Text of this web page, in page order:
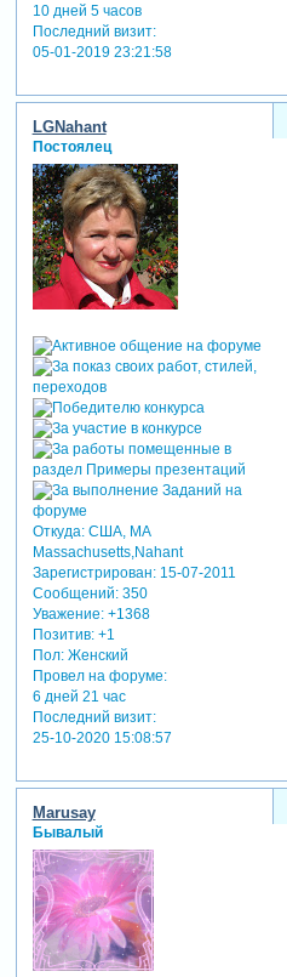
10 дней 5 часов
Последний визит:
05-01-2019 23:21:58
LGNahant
Постоялец
Откуда:США, MA
Massachusetts,Nahant
Зарегистрирован: 15-07-2011
Сообщений:350
Уважение: +1368
Позитив: +1
Пол:Женский
Провел на форуме:
6 дней 21 час
Последний визит:
25-10-2020 15:08:57
Marusay
Бывалый